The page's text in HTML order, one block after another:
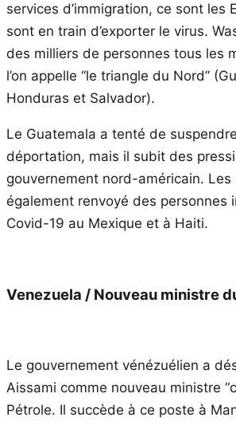
services d’immigration, ce sont les
sont en train d’exporter le virus.
des milliers de personnes tous les
l’on appelle “le triangle du Nord”
Honduras et Salvador).
Le Guatemala a tenté de
déportation, mais il subit des
gouvernement nord-américain.
également renvoyé des personnes
Covid-19 au Mexique et à Haiti.
Venezuela / Nouveau ministre
Le gouvernement vénézuélien a
Aissami comme nouveau ministre
Pétrole. Il succède à ce poste à